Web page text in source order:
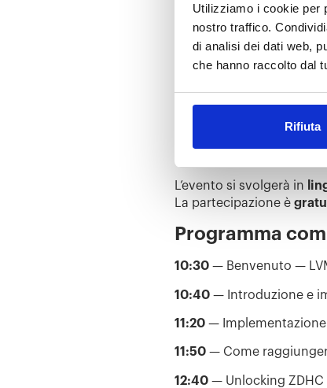
Utilizziamo i cookie per
nostro traffico.
di analisi dei dati web,
che hanno raccolto dal
Rifiuta
In qualità diZDHC
InConnect ZDHC,
Dettagli
30 giugno 2026 | 10:30
L’evento si svolgerà in
La partecipazione è
Programma
10:30 — Benvenuto —
10:40 — Introduzione e
11:20 — Implementazione
11:50 — Come
12:40 — Unlocking ZDHC